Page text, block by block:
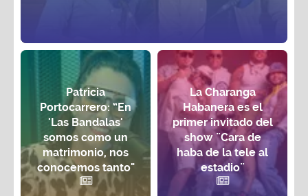
Patricia
Portocarrero: “En
'Las Bandalas'
somos como un
matrimonio, nos
conocemos tanto"
La Charanga
Habanera es el
primer invitado del
show ¨Cara de
haba de la tele al
estadio¨